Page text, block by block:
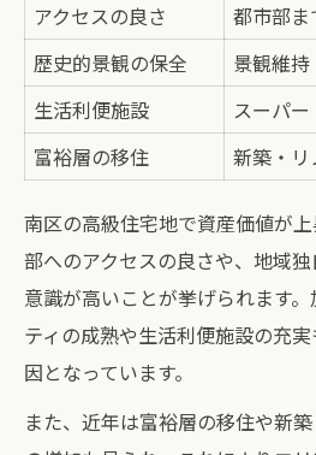
アクセスの良さ
都市部
歴史的景観の保全
景観維
生活利便施設
スーパ
富裕層の移住
新築・リ
南区の高級住宅地で資産価値が
部へのアクセスの良さや、地域
意識が高いことが挙げられます
ティの成熟や生活利便施設の充
因となっています。
また、近年は富裕層の移住や新築